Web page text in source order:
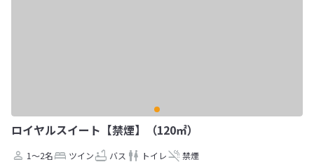
ロイヤルスイート【禁煙】（120㎡）
1～2名 ツイン バス トイレ 禁煙